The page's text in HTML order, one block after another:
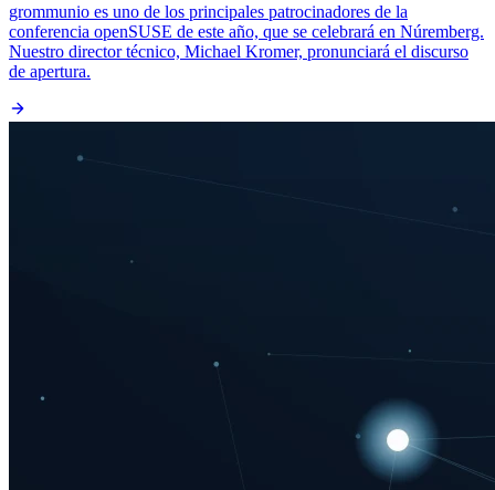
grommunio es uno de los principales patrocinadores de la
conferencia openSUSE de este año, que se celebrará en Núremberg.
Nuestro director técnico, Michael Kromer, pronunciará el discurso
de apertura.